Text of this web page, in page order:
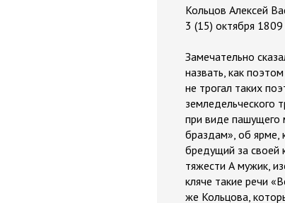
Кольцов Алексей
3 (15) октября
Замечательно
назвать, как
не трогал таких
земледельческого
при виде пашущего
браздам», об ярме,
бредущий за своей
тяжести А мужик,
кляче такие речи
же Кольцова,